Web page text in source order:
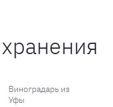
Виноградарь из
Уфы